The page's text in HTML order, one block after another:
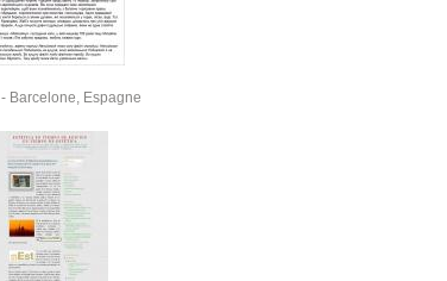
- Barcelone, Espagne